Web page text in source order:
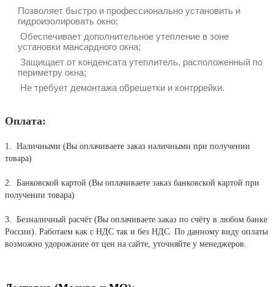
Позволяет быстро и профессионально установить и
гидроизолировать окно;
Обеспечивает дополнительное утепление в зоне
установки мансардного окна;
Защищает от конденсата утеплитель, расположенный по
периметру окна;
Не требует демонтажа обрешетки и контррейки.
Оплата:
1. Наличными (Вы оплачиваете заказ наличными при получении
товара)
2. Банковской картой (Вы оплачиваете заказ банковской картой при
получении товара)
3. Безналичный расчёт (Вы оплачиваете заказ по счёту в любом банке
России). Работаем как с НДС так и без НДС. По данному виду оплаты
возможно удорожание от цен на сайте, уточняйте у менеджеров.